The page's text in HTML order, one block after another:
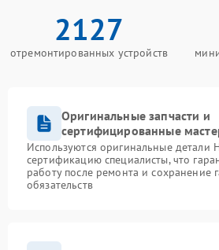
2127
отремонтированных устройств
Оригинальные запчасти и
сертифицированные
Используются оригинальные
сертификацию специалисты, что
работу после ремонта и сохранение
обязательств